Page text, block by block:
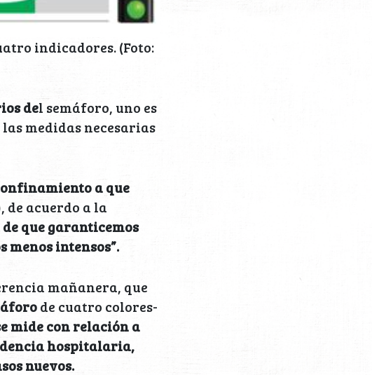
indicadores. (Foto:
del semáforo, uno es
medidas necesarias
a que
de acuerdo a la
que garanticemos
intensos”.
mañanera, que
de cuatro colores-
mide con relación a
hospitalaria,
nuevos.